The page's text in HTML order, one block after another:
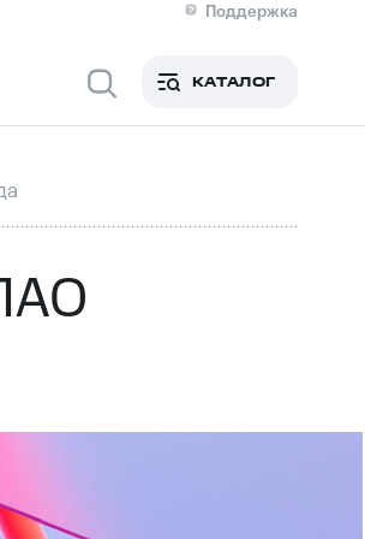
Поддержка
Медиа-центр
акций
развитие
этика
КАТАЛОГ